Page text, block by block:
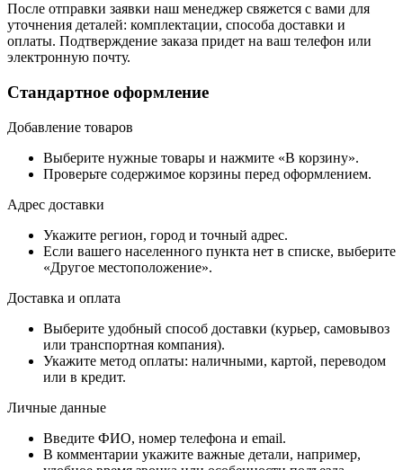
После отправки заявки наш менеджер свяжется с вами для
уточнения деталей: комплектации, способа доставки и
оплаты. Подтверждение заказа придет на ваш телефон или
электронную почту.
Стандартное оформление
Добавление товаров
Выберите нужные товары и нажмите «В корзину».
Проверьте содержимое корзины перед оформлением.
Адрес доставки
Укажите регион, город и точный адрес.
Если вашего населенного пункта нет в списке, выберите
«Другое местоположение».
Доставка и оплата
Выберите удобный способ доставки (курьер, самовывоз
или транспортная компания).
Укажите метод оплаты: наличными, картой, переводом
или в кредит.
Личные данные
Введите ФИО, номер телефона и email.
В комментарии укажите важные детали, например,